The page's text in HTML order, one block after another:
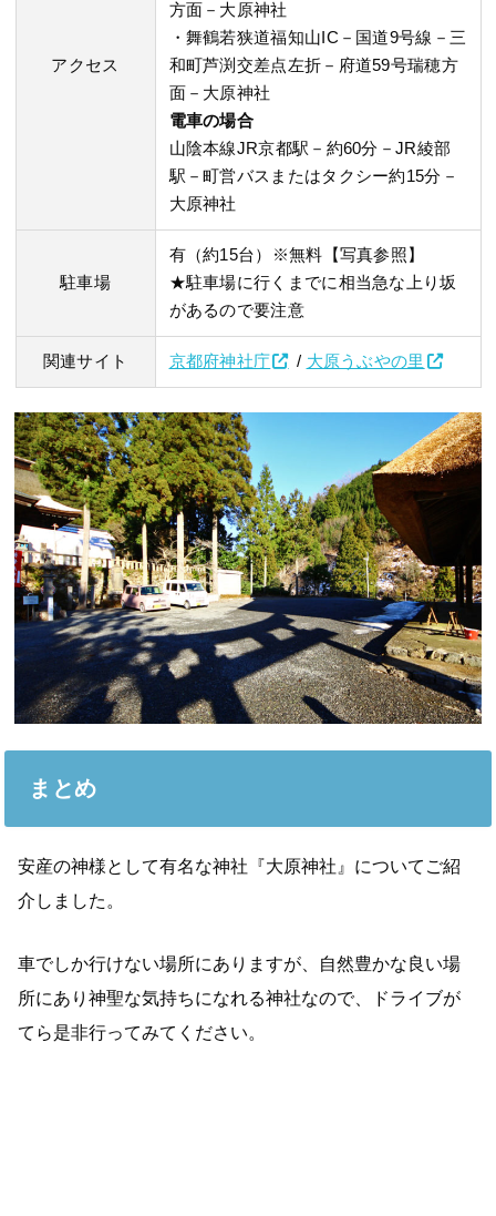
アクセス
方面－大原神社
・舞鶴若狭道福知山IC－国道9号線－三
和町芦渕交差点左折－府道59号瑞穂方
面－大原神社
電車の場合
山陰本線JR京都駅－約60分－JR綾部
駅－町営バスまたはタクシー約15分－
大原神社
駐車場
有（約15台）※無料【写真参照】
★駐車場に行くまでに相当急な上り坂
があるので要注意
関連サイト 京都府神社庁 / 大原うぶやの里
まとめ
安産の神様として有名な神社『大原神社』についてご紹
介しました。
車でしか行けない場所にありますが、自然豊かな良い場
所にあり神聖な気持ちになれる神社なので、ドライブが
てら是非行ってみてください。